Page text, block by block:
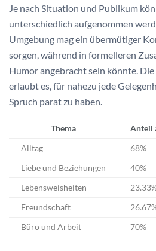
Je nach Situation und Publikum
unterschiedlich aufgenommen
Umgebung mag ein übermütiger
sorgen, während in formelleren
Humor angebracht sein könnte.
erlaubt es, für nahezu jede
Spruch parat zu haben.
Thema Anteil
Alltag 68%
Liebe und Beziehungen 40%
Lebensweisheiten
Freundschaft
Büro und Arbeit 70%